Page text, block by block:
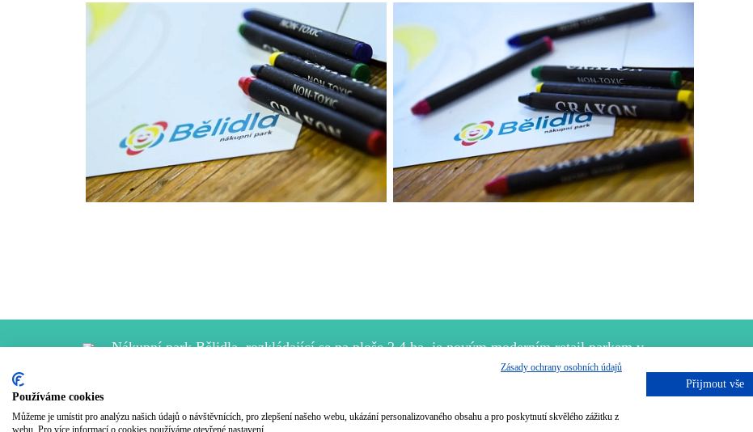
Nákupní park Bělidla, rozkládající se na ploše 2,4 ha, je novým moderním retail parkem v
Zásady ochrany osobních údajů
Používáme cookies
Můžeme je umístit pro analýzu našich údajů o návštěvnících, pro zlepšení našeho webu, ukázání personalizovaného obsahu a pro poskytnutí skvělého zážitku z
webu. Pro více informací o cookies používáme otevřené nastavení.
Přijmout vše